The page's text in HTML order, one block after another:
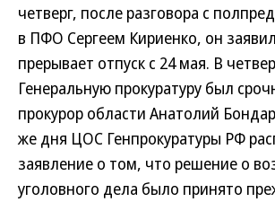
четверг, после разговора с
в ПФО Сергеем Кириенко, он
прерывает отпуск с 24 мая. В
Генеральную прокуратуру был
прокурор области Анатолий
же дня ЦОС Генпрокуратуры РФ
заявление о том, что решение о
уголовного дела было принято